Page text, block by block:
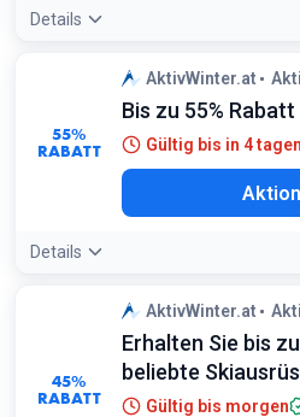
Details
55%
RABATT
AktivWinter.at
Bis zu 55%
Gültig bis in 4 tagen
Details
45%
RABATT
AktivWinter.at
Erhalten Sie bis
beliebte
Gültig bis morgen